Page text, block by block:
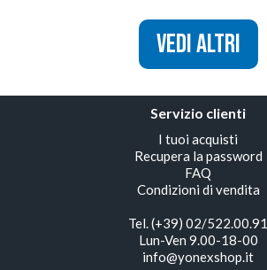
VEDI ALTRI
Servizio clienti
I tuoi acquisti
Recupera la password
FAQ
Condizioni di vendita
Tel. (+39) 02/522.00.91
Lun-Ven 9.00-18-00
info@yonexshop.it